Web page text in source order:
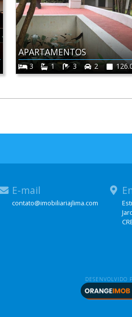
APARTAMENTOS
3 1 3 2
E-mail
contato@imobiliariajlima.com
DESENVOLVIDO